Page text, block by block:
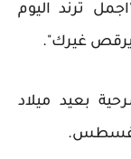
ترند اليوم
غيرك".
بعيد ميلاد